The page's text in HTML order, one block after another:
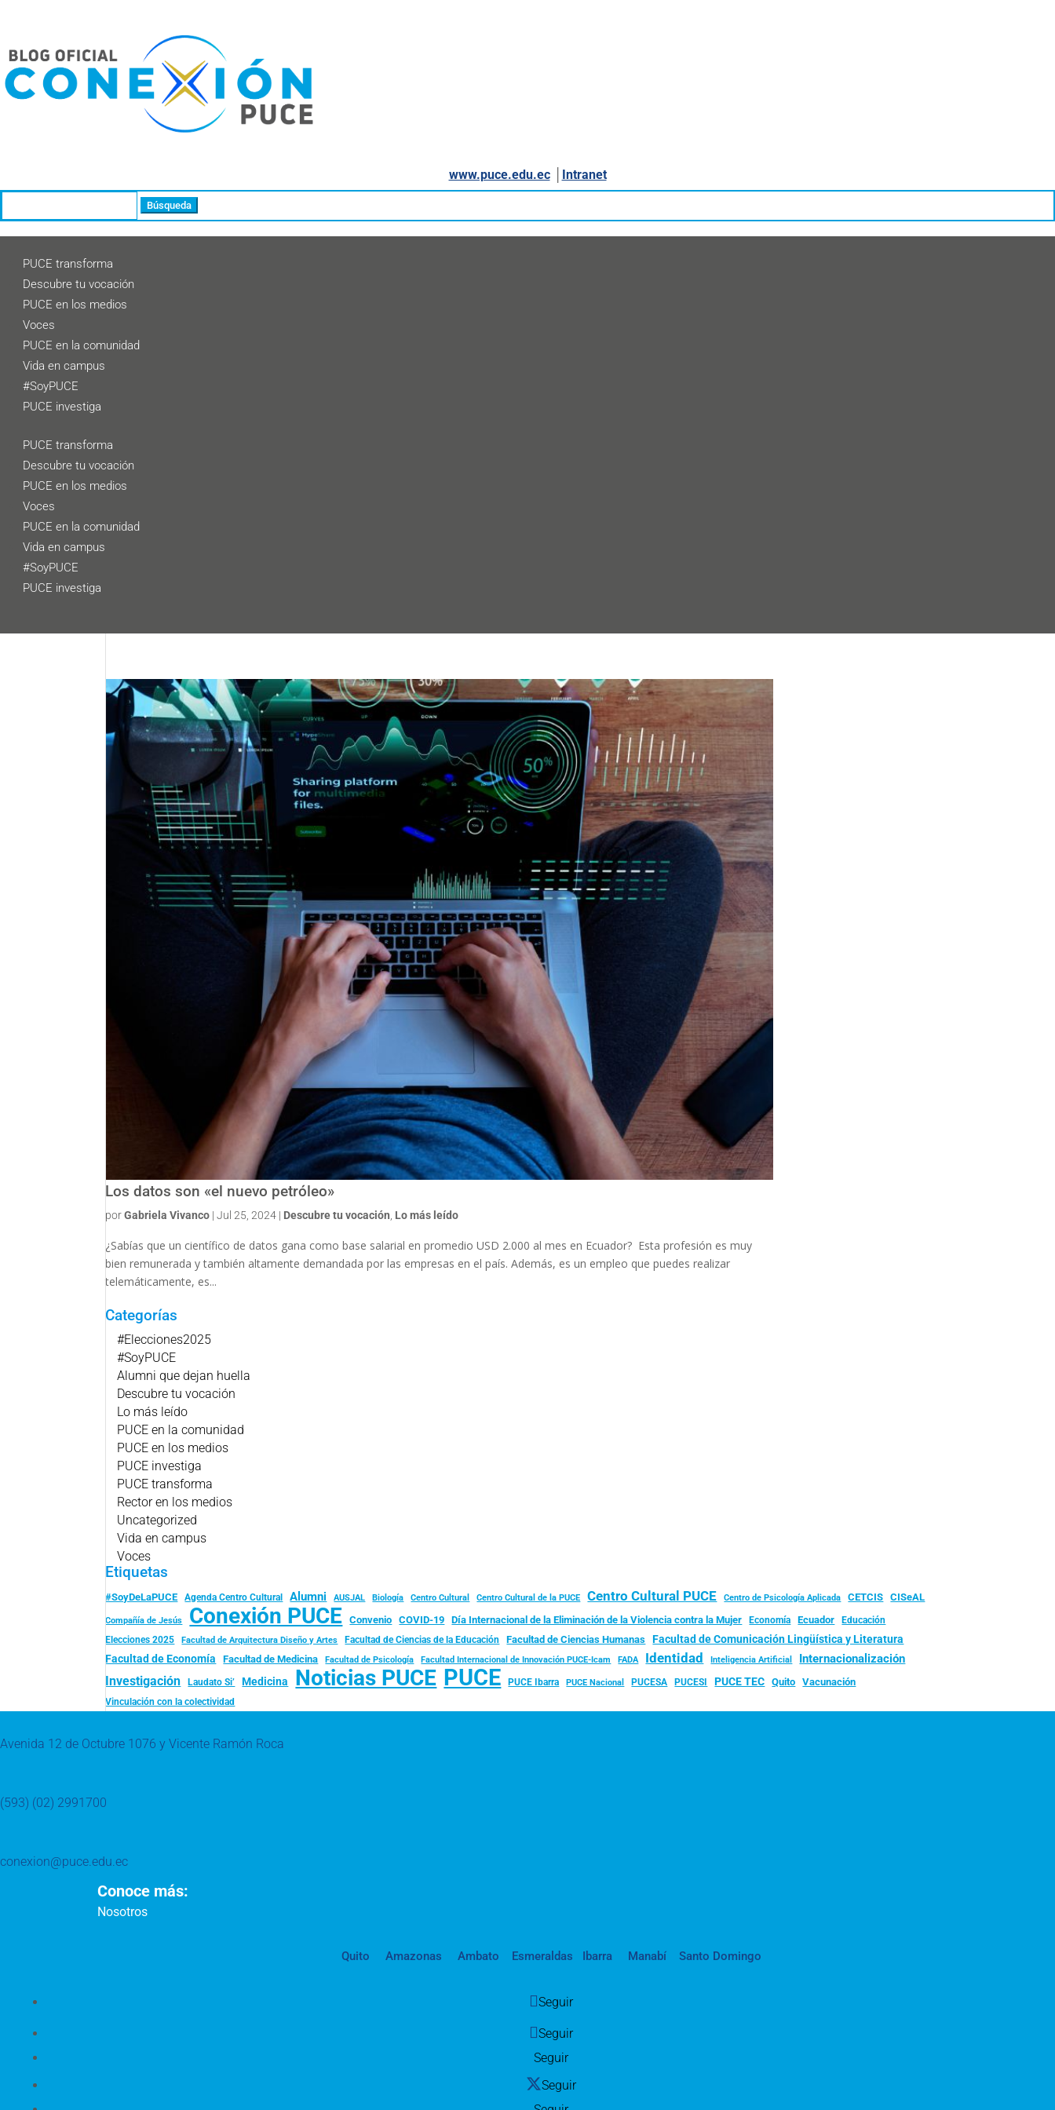
www.puce.edu.ec│ Intranet
PUCE transforma
Descubre tu vocación
PUCE en los medios
Voces
PUCE en la comunidad
Vida en campus
#SoyPUCE
PUCE investiga
PUCE transforma
Descubre tu vocación
PUCE en los medios
Voces
PUCE en la comunidad
Vida en campus
#SoyPUCE
PUCE investiga
Los datos son «el nuevo petróleo»
porGabriela Vivanco |Jul 25, 2024 | Descubre tu vocación Lo más leído
¿Sabías que un científico de datos gana como base salarial en promedio USD 2.000 al mes en Ecuador? Esta profesión es muy
bien remunerada y también altamente demandada por las empresas en el país. Además, es un empleo que puedes realizar
telemáticamente, es...
Categorías
#Elecciones2025
#SoyPUCE
Alumni que dejan huella
Descubre tu vocación
Lo más leído
PUCE en la comunidad
PUCE en los medios
PUCE investiga
PUCE transforma
Rector en los medios
Uncategorized
Vida en campus
Voces
Etiquetas
#SoyDeLaPUCE Agenda Centro Cultural Alumni AUSJAL Biología Centro Cultural Centro Cultural de la PUCE Centro Cultural PUCE Centro de Psicología Aplicada CETCIS CISeAL
Compañía de Jesús Conexión PUCE Convenio COVID-19 Día Internacional de la Eliminación de la Violencia contra la Mujer Economía Ecuador
Educación
Elecciones 2025
Facultad de Arquitectura Diseño y Artes Facultad de Ciencias de la Educación Facultad de Ciencias Humanas Facultad de Comunicación Lingüística y Literatura
Facultad de Economía Facultad de Medicina Facultad de Psicología Facultad Internacional de Innovación PUCE-Icam FADA Identidad Inteligencia Artificial Internacionalización
Investigación Laudato Si’ Medicina Noticias PUCE PUCE PUCE Ibarra PUCE Nacional PUCESA PUCESI PUCE TEC Quito Vacunación
Vinculación con la colectividad
Avenida 12 de Octubre 1076 y Vicente Ramón Roca
(593) (02) 2991700
conexion@puce.edu.ec
Conoce más:
Nosotros
Quito Amazonas Ambato Esmeraldas Ibarra Manabí Santo Domingo
Seguir
Seguir
Seguir
Seguir